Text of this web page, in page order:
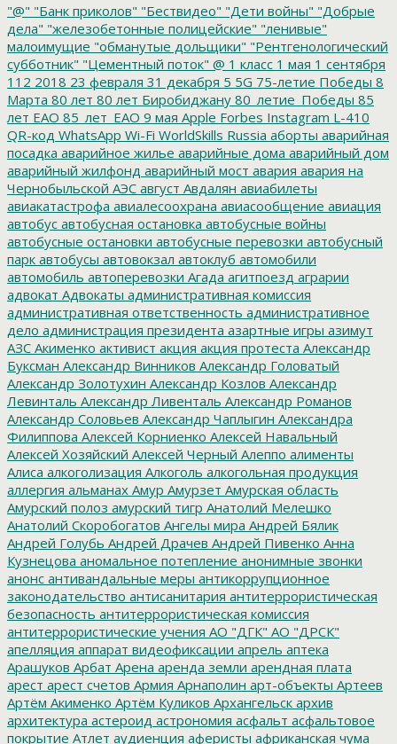
"@" "Банк приколов" "Бествидео" "Дети войны" "Добрые
дела" "железобетонные полицейские" "ленивые"
малоимущие "обманутые дольщики" "Рентгенологический
субботник" "Цементный поток" @ 1 класс 1 мая 1 сентября
112 2018 23 февраля 31 декабря 5 5G 75-летие Победы 8
Марта 80 лет 80 лет Биробиджану 80_летие_Победы 85
лет ЕАО 85_лет_ЕАО 9 мая Apple Forbes Instagram L-410
QR-код WhatsApp Wi-Fi WorldSkills Russia аборты аварийная
посадка аварийное жилье аварийные дома аварийный дом
аварийный жилфонд аварийный мост авария авария на
Чернобыльской АЭС август Авдалян авиабилеты
авиакатастрофа авиалесоохрана авиасообщение авиация
автобус автобусная остановка автобусные войны
автобусные остановки автобусные перевозки автобусный
парк автобусы автовокзал автоклуб автомобили
автомобиль автоперевозки Агада агитпоезд аграрии
адвокат Адвокаты административная комиссия
административная ответственность административное
дело администрация президента азартные игры азимут
АЗС Акименко активист акция акция протеста Александр
Буксман Александр Винников Александр Головатый
Александр Золотухин Александр Козлов Александр
Левинталь Александр Ливенталь Александр Романов
Александр Соловьев Александр Чаплыгин Александра
Филиппова Алексей Корниенко Алексей Навальный
Алексей Хозяйский Алексей Черный Алеппо алименты
Алиса алкоголизация Алкоголь алкогольная продукция
аллергия альманах Амур Амурзет Амурская область
Амурский полоз амурский тигр Анатолий Мелешко
Анатолий Скоробогатов Ангелы мира Андрей Бялик
Андрей Голубь Андрей Драчев Андрей Пивенко Анна
Кузнецова аномальное потепление анонимные звонки
анонс антивандальные меры антикоррупционное
законодательство антисанитария антитеррористическая
безопасность антитеррористическая комиссия
антитеррористические учения АО "ДГК" АО "ДРСК"
апелляция аппарат видеофиксации апрель аптека
Арашуков Арбат Арена аренда земли арендная плата
арест арест счетов Армия Арнаполин арт-объекты Артеев
Артём Акименко Артём Куликов Архангельск архив
архитектура астероид астрономия асфальт асфальтовое
покрытие Атлет аудиенция аферисты африканская чума